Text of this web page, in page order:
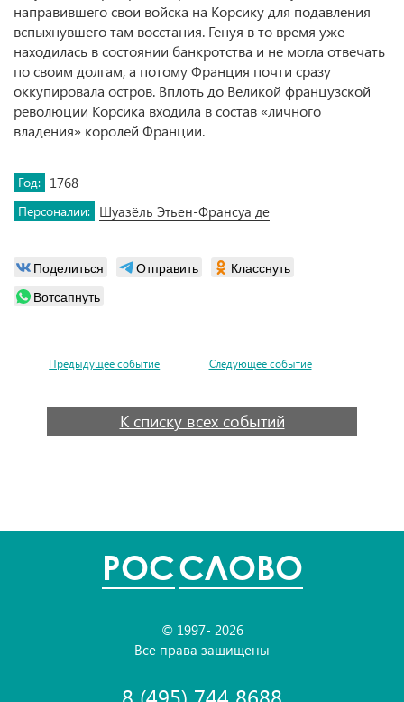
направившего свои войска на Корсику для подавления
вспыхнувшего там восстания. Генуя в то время уже
находилась в состоянии банкротства и не могла отвечать
по своим долгам, а потому Франция почти сразу
оккупировала остров. Вплоть до Великой французской
революции Корсика входила в состав «личного
владения» королей Франции.
Год: 1768
Персоналии: Шуазёль Этьен-Франсуа де
Поделиться Отправить
Класснуть
Вотсапнуть
Предыдущее событие Следующее событие
К списку всех событий
POCСЛОВО
© 1997- 2026
Все права защищены